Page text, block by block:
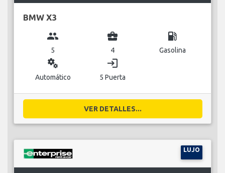
BMW X3
group
5
business_center
4
local_gas_station
Gasolina
miscellaneous_services
Automático
login
5 Puerta
VER DETALLES...
LUJO